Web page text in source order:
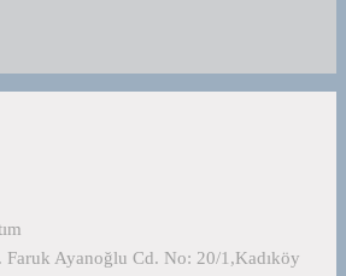
Faruk Ayanoğlu Cd. No: 20/1,Kadıköy